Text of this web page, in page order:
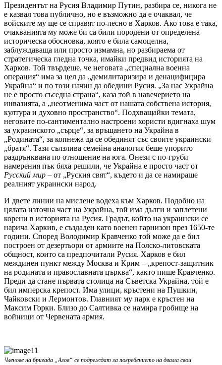
Президентът на Русия Владимир Путин, разбира се, никога не
е казвал това публично, но е възможно да е очаквал, че
войските му ще се справят по-лесно в Харков. Ако това е така,
очакванията му може би са били породени от определена
историческа обосновка, която е била самоцелна,
заблуждаваща или просто измамна, но разбираема от
стратегическа гледна точка, имайки предвид историята на
Харков. Той твърдеше, че неговата „специална военна
операция“ има за цел да „демилитаризира и денацифицира
Украйна“ и по този начин да обедини Русия. „За нас Украйна
не е просто съседна страна“, каза той в навечерието на
инвазията, а „неотменима част от нашата собствена история,
култура и духовно пространство“. Подхващайки темата,
неговите по-сантиментално настроени хористи вдигнаха шум
за украинското „сърце“, за връщането на Украйна в
„Родината“, за копнежа да се обединят със своите украински
„братя“. Тази сълзлива семейна аналогия беше упорито
раздрънквана по отношение на юга. Онези с по-груби
намерения пък бяха решили, че Украйна е просто част от
Русский мир – от „Руския свят“, където и да се намираше
реалният украински народ.
И двете линии на мислене водеха към Харков. Подобно на
цялата източна част на Украйна, той има дълги и заплетени
корени в историята на Русия. Градът, който на украински се
нарича Харкив, е създаден като военен гарнизон през 1650-те
години. Според Володимир Кравченко той може да е бил
построен от дезертьори от армиите на Полско-литовската
общност, които са предпочитали Русия. Харков е бил
междинен пункт между Москва и Крим – „крепост-защитник
на родината и православната църква“, както пише Кравченко.
Преди да стане първата столица на Съветска Украйна, той е
бил имперска крепост. Има улици, кръстени на Пушкин,
Чайковски и Лермонтов. Главният му парк е кръстен на
Максим Горки. Близо до Салтивка се намира гробище на
войници от Червената армия.
Членове на бригада „Азов“ се подреждат за погребението на двама свои